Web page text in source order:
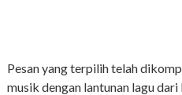
Pesan yang terpilih telah
musik dengan lantunan lagu